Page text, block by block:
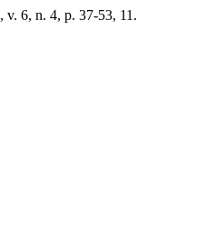
, v. 6, n. 4, p. 37-53, 11.